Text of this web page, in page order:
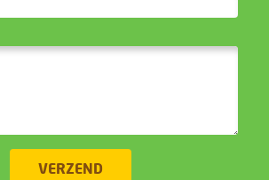
VERZEND